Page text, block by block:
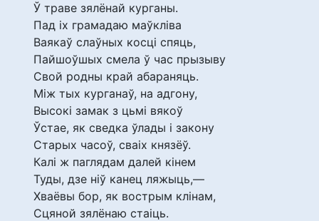
Ў траве зялёнай курганы.
Пад іх грамадаю маўкліва
Ваякаў слаўных косці спяць,
Пайшоўшых смела ў час прызыву
Свой родны край абараняць.
Між тых курганаў, на адгону,
Высокі замак з цьмі вякоў
Ўстае, як сведка ўлады і закону
Старых часоў, сваіх князёў.
Калі ж паглядам далей кінем
Туды, дзе ніў канец ляжыць,—
Хваёвы бор, як вострым клінам,
Сцяной зялёнаю стаіць.